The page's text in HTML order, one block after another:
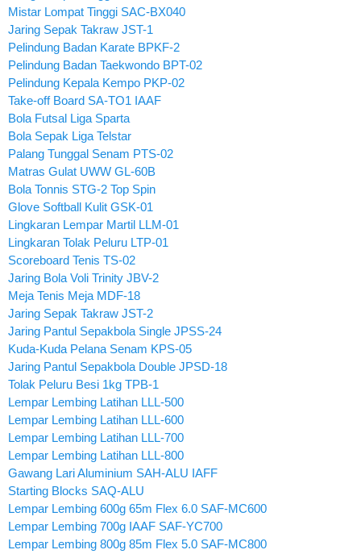
Mistar Lompat Tinggi SAC-BX040
Jaring Sepak Takraw JST-1
Pelindung Badan Karate BPKF-2
Pelindung Badan Taekwondo BPT-02
Pelindung Kepala Kempo PKP-02
Take-off Board SA-TO1 IAAF
Bola Futsal Liga Sparta
Bola Sepak Liga Telstar
Palang Tunggal Senam PTS-02
Matras Gulat UWW GL-60B
Bola Tonnis STG-2 Top Spin
Glove Softball Kulit GSK-01
Lingkaran Lempar Martil LLM-01
Lingkaran Tolak Peluru LTP-01
Scoreboard Tenis TS-02
Jaring Bola Voli Trinity JBV-2
Meja Tenis Meja MDF-18
Jaring Sepak Takraw JST-2
Jaring Pantul Sepakbola Single JPSS-24
Kuda-Kuda Pelana Senam KPS-05
Jaring Pantul Sepakbola Double JPSD-18
Tolak Peluru Besi 1kg TPB-1
Lempar Lembing Latihan LLL-500
Lempar Lembing Latihan LLL-600
Lempar Lembing Latihan LLL-700
Lempar Lembing Latihan LLL-800
Gawang Lari Aluminium SAH-ALU IAFF
Starting Blocks SAQ-ALU
Lempar Lembing 600g 65m Flex 6.0 SAF-MC600
Lempar Lembing 700g IAAF SAF-YC700
Lempar Lembing 800g 85m Flex 5.0 SAF-MC800